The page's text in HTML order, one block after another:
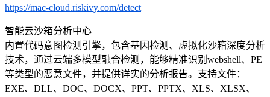
https://mac-cloud.riskivy.com/detect
智能云沙箱分析中心
内置代码意图检测引擎，包含基因检测、虚拟化沙箱深度分析
技术，通过云端多模型融合检测，能够精准识别webshell、PE
等类型的恶意文件，并提供详实的分析报告。支持文件：
EXE、DLL、DOC、DOCX、PPT、PPTX、XLS、XLSX、